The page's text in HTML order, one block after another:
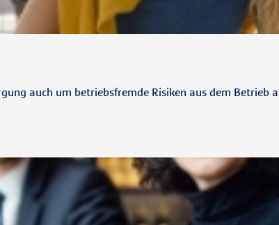
auch um betriebsfremde Risiken aus dem Betrieb